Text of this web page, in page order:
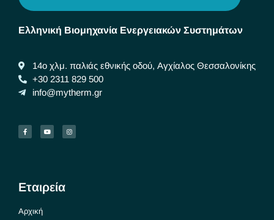
Ελληνική Βιομηχανία Ενεργειακών Συστημάτων
14ο χλμ. παλιάς εθνικής οδού, Αγχίαλος Θεσσαλονίκης
+30 2311 829 500
info@mytherm.gr
Εταιρεία
Αρχική